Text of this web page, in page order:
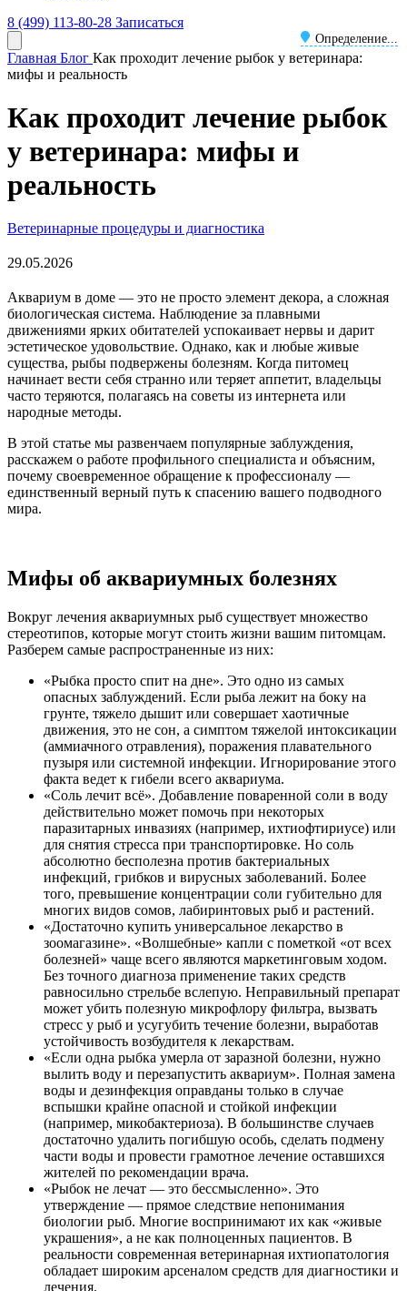
8 (499) 113-80-28
Определение...
Записаться
Главная Блог Как проходит лечение рыбок у ветеринара:
мифы и реальность
Как проходит лечение рыбок
у ветеринара: мифы и
реальность
Ветеринарные процедуры и диагностика
29.05.2026
Аквариум в доме — это не просто элемент декора, а сложная
биологическая система. Наблюдение за плавными
движениями ярких обитателей успокаивает нервы и дарит
эстетическое удовольствие. Однако, как и любые живые
существа, рыбы подвержены болезням. Когда питомец
начинает вести себя странно или теряет аппетит, владельцы
часто теряются, полагаясь на советы из интернета или
народные методы.
В этой статье мы развенчаем популярные заблуждения,
расскажем о работе профильного специалиста и объясним,
почему своевременное обращение к профессионалу —
единственный верный путь к спасению вашего подводного
мира.
Мифы об аквариумных болезнях
Вокруг лечения аквариумных рыб существует множество
стереотипов, которые могут стоить жизни вашим питомцам.
Разберем самые распространенные из них:
«Рыбка просто спит на дне». Это одно из самых
опасных заблуждений. Если рыба лежит на боку на
грунте, тяжело дышит или совершает хаотичные
движения, это не сон, а симптом тяжелой интоксикации
(аммиачного отравления), поражения плавательного
пузыря или системной инфекции. Игнорирование этого
факта ведет к гибели всего аквариума.
«Соль лечит всё». Добавление поваренной соли в воду
действительно может помочь при некоторых
паразитарных инвазиях (например, ихтиофтириусе) или
для снятия стресса при транспортировке. Но соль
абсолютно бесполезна против бактериальных
инфекций, грибков и вирусных заболеваний. Более
того, превышение концентрации соли губительно для
многих видов сомов, лабиринтовых рыб и растений.
«Достаточно купить универсальное лекарство в
зоомагазине». «Волшебные» капли с пометкой «от всех
болезней» чаще всего являются маркетинговым ходом.
Без точного диагноза применение таких средств
равносильно стрельбе вслепую. Неправильный препарат
может убить полезную микрофлору фильтра, вызвать
стресс у рыб и усугубить течение болезни, выработав
устойчивость возбудителя к лекарствам.
«Если одна рыбка умерла от заразной болезни, нужно
вылить воду и перезапустить аквариум». Полная замена
воды и дезинфекция оправданы только в случае
вспышки крайне опасной и стойкой инфекции
(например, микобактериоза). В большинстве случаев
достаточно удалить погибшую особь, сделать подмену
части воды и провести грамотное лечение оставшихся
жителей по рекомендации врача.
«Рыбок не лечат — это бессмысленно». Это
утверждение — прямое следствие непонимания
биологии рыб. Многие воспринимают их как «живые
украшения», а не как полноценных пациентов. В
реальности современная ветеринарная ихтиопатология
обладает широким арсеналом средств для диагностики и
лечения.